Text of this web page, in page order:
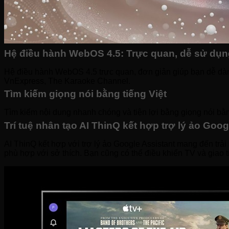
Hệ điều hành WebOS 4.5: Trực quan, dễ sử
Tìm kiếm giọng nói bằng tiếng Việt
Trí tuệ nhân tạo AI ThinQ kết hợp trợ lý ảo